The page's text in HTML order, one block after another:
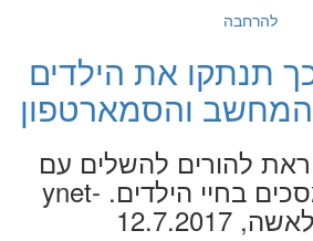
להרחבה
תנתקו את הילדים
המחשב והסמארטפון
להורים להשלים עם
קיומם של המסכים בחיי הילדים. ynet-